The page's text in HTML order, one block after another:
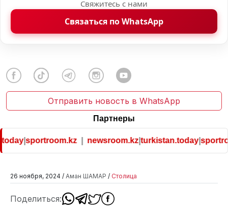
Свяжитесь с нами
Связаться по WhatsApp
Отправить новость в WhatsApp
Партнеры
|sportroom.kz| newsroom.kz|turkistan.today|
26 ноября, 2024 / Аман ШАМАР / Столица
Поделиться: